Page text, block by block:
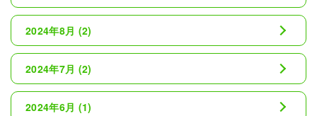
2024年8月 (2)
2024年7月 (2)
2024年6月 (1)